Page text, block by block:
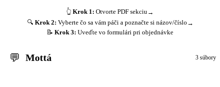
👆 Krok 1: Otvorte PDF sekciu →
🔍 Krok 2: Vyberte čo sa vám páči a poznačte si názov/číslo →
📝 Krok 3: Uveďte vo formulári pri objednávke
💬 Mottá 3 súbory